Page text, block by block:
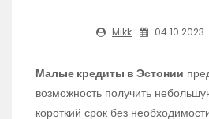
Mikk 04.10.2023
Малые кредиты в Эстонии
возможность получить
короткий срок без